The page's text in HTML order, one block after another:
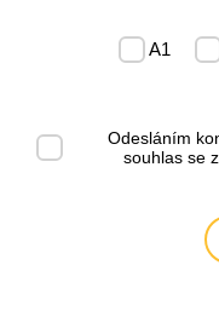
A1
Odesláním
souhlas se